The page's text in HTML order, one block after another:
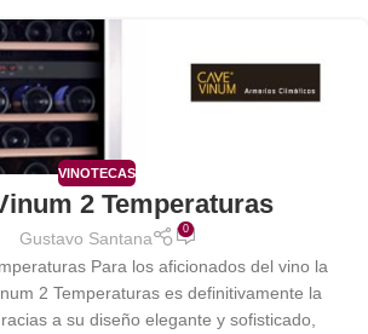
VINOTECAS
2 Temperaturas
Gustavo Santana 0
Para los aficionados del vino la
2 Temperaturas es definitivamente la
a su diseño elegante y sofisticado,